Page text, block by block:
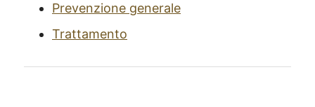
Prevenzione generale
Trattamento